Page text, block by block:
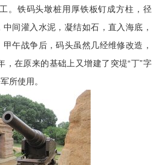
。铁码头墩桩用厚铁板钉成方柱，径
间灌入水泥，凝结如石，直入海底，
午战争后，码头虽然几经维修改造，
，在原来的基础上又增建了突堤“丁”字
所使用。